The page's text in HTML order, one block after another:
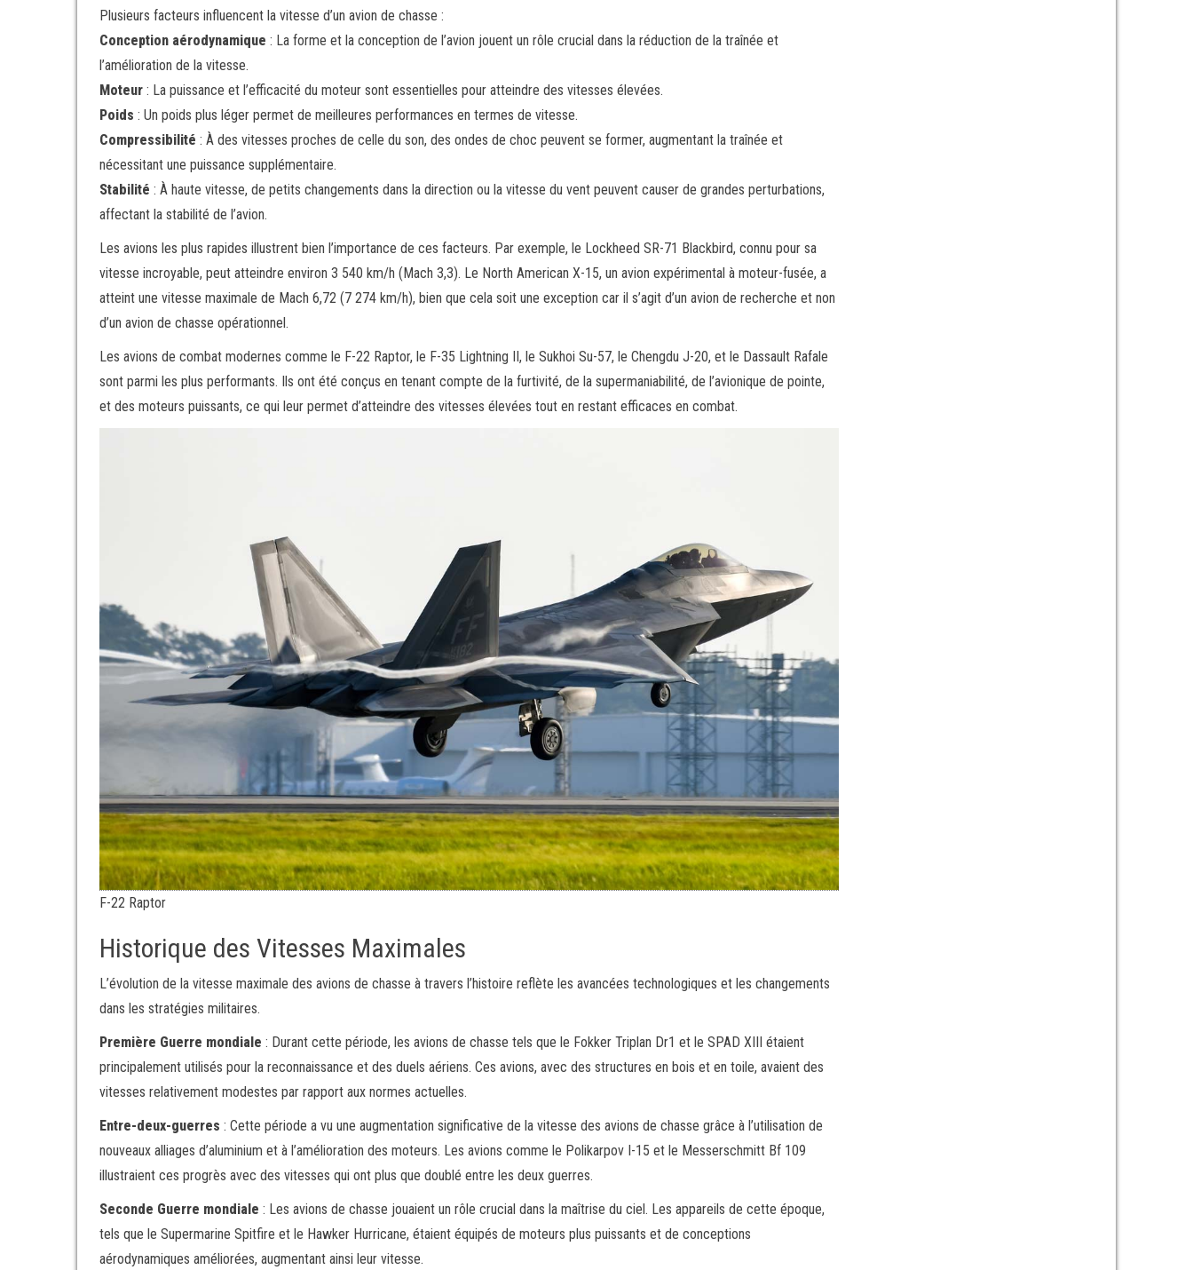
Plusieurs facteurs influencent la vitesse d’un avion de chasse :
Conception aérodynamique : La forme et la conception de l’avion jouent un rôle crucial dans la réduction de la traînée et
l’amélioration de la vitesse.
Moteur : La puissance et l’efficacité du moteur sont essentielles pour atteindre des vitesses élevées.
Poids : Un poids plus léger permet de meilleures performances en termes de vitesse.
Compressibilité : À des vitesses proches de celle du son, des ondes de choc peuvent se former, augmentant la traînée et
nécessitant une puissance supplémentaire.
Stabilité : À haute vitesse, de petits changements dans la direction ou la vitesse du vent peuvent causer de grandes perturbations,
affectant la stabilité de l’avion.
Les avions les plus rapides illustrent bien l’importance de ces facteurs. Par exemple, le Lockheed SR-71 Blackbird, connu pour sa
vitesse incroyable, peut atteindre environ 3 540 km/h (Mach 3,3). Le North American X-15, un avion expérimental à moteur-fusée, a
atteint une vitesse maximale de Mach 6,72 (7 274 km/h), bien que cela soit une exception car il s’agit d’un avion de recherche et non
d’un avion de chasse opérationnel.
Les avions de combat modernes comme le F-22 Raptor, le F-35 Lightning II, le Sukhoi Su-57, le Chengdu J-20, et le Dassault Rafale
sont parmi les plus performants. Ils ont été conçus en tenant compte de la furtivité, de la supermaniabilité, de l’avionique de pointe,
et des moteurs puissants, ce qui leur permet d’atteindre des vitesses élevées tout en restant efficaces en combat.
F-22 Raptor
Historique des Vitesses Maximales
L’évolution de la vitesse maximale des avions de chasse à travers l’histoire reflète les avancées technologiques et les changements
dans les stratégies militaires.
Première Guerre mondiale : Durant cette période, les avions de chasse tels que le Fokker Triplan Dr1 et le SPAD XIII étaient
principalement utilisés pour la reconnaissance et des duels aériens. Ces avions, avec des structures en bois et en toile, avaient des
vitesses relativement modestes par rapport aux normes actuelles.
Entre-deux-guerres : Cette période a vu une augmentation significative de la vitesse des avions de chasse grâce à l’utilisation de
nouveaux alliages d’aluminium et à l’amélioration des moteurs. Les avions comme le Polikarpov I-15 et le Messerschmitt Bf 109
illustraient ces progrès avec des vitesses qui ont plus que doublé entre les deux guerres.
Seconde Guerre mondiale : Les avions de chasse jouaient un rôle crucial dans la maîtrise du ciel. Les appareils de cette époque,
tels que le Supermarine Spitfire et le Hawker Hurricane, étaient équipés de moteurs plus puissants et de conceptions
aérodynamiques améliorées, augmentant ainsi leur vitesse.